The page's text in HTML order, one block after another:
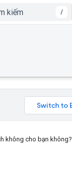
/
không cho bạn không?